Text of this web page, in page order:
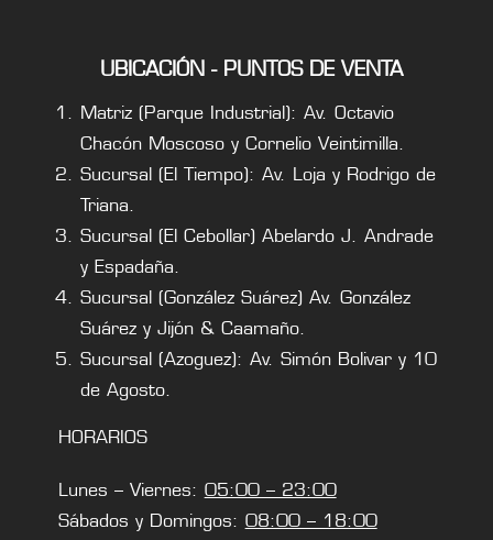
UBICACIÓN - PUNTOS DE VENTA
Matriz (Parque Industrial): Av. Octavio
Chacón Moscoso y Cornelio Veintimilla.
Sucursal (El Tiempo): Av. Loja y Rodrigo de
Triana.
Sucursal (El Cebollar) Abelardo J. Andrade
y Espadaña.
Sucursal (González Suárez) Av. González
Suárez y Jijón & Caamaño.
Sucursal (Azoguez): Av. Simón Bolivar y 10
de Agosto.
HORARIOS
Lunes – Viernes: 05:00 – 23:00
Sábados y Domingos: 08:00 – 18:00